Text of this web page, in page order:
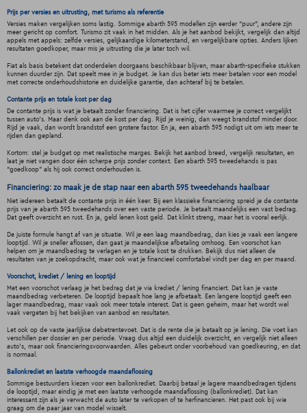
Prijs per versies en uitrusting, met turismo als referentie
Versies maken vergelijken soms lastig. Sommige abarth 595 modellen zijn eerder “puur”, andere zijn
meer gericht op comfort. Turismo zit vaak in het midden. Als je het aanbod bekijkt, vergelijk dan altijd
appels met appels: zelfde versies, gelijkaardige kilometerstand, en vergelijkbare opties. Anders lijken
resultaten goedkoper, maar mis je uitrusting die je later toch wil.
Fiat als basis betekent dat onderdelen doorgaans beschikbaar blijven, maar abarth-specifieke stukken
kunnen duurder zijn. Dat speelt mee in je budget. Je kan dus beter iets meer betalen voor een model
met correcte onderhoudshistorie en duidelijke garantie, dan achteraf bij te betalen.
Contante prijs en totale kost per dag
De contante prijs is wat je betaalt zonder financiering. Dat is het cijfer waarmee je correct vergelijkt
tussen auto's. Maar denk ook aan de kost per dag. Rijd je weinig, dan weegt brandstof minder door.
Rijd je vaak, dan wordt brandstof een grotere factor. En ja, een abarth 595 nodigt uit om iets meer te
rijden dan gepland.
Kortom: stel je budget op met realistische marges. Bekijk het aanbod breed, vergelijk resultaten, en
laat je niet vangen door één scherpe prijs zonder context. Een abarth 595 tweedehands is pas
“goedkoop” als hij ook correct onderhouden is.
Financiering: zo maak je de stap naar een abarth 595 tweedehands haalbaar
Niet iedereen betaalt de contante prijs in één keer. Bij een klassieke financiering spreid je de contante
prijs van je abarth 595 tweedehands over een vaste periode. Je betaalt maandelijks een vast bedrag.
Dat geeft overzicht en rust. En ja, geld lenen kost geld. Dat klinkt streng, maar het is vooral eerlijk.
De juiste formule hangt af van je situatie. Wil je een laag maandbedrag, dan kies je vaak een langere
looptijd. Wil je sneller aflossen, dan gaat je maandelijkse afbetaling omhoog. Een voorschot kan
helpen om je maandbedrag te verlagen en je totale kost te drukken. Bekijk dus niet alleen de
resultaten van je zoekopdracht, maar ook wat je financieel comfortabel vindt per dag en per maand.
Voorschot, krediet / lening en looptijd
Met een voorschot verlaag je het bedrag dat je via krediet / lening financiert. Dat kan je vaste
maandbedrag verbeteren. De looptijd bepaalt hoe lang je afbetaalt. Een langere looptijd geeft een
lager maandbedrag, maar vaak ook meer totale interest. Dat is geen geheim, maar het wordt wel
vaak vergeten bij het bekijken van aanbod en resultaten.
Let ook op de vaste jaarlijkse debetrentevoet. Dat is de rente die je betaalt op je lening. Die voet kan
verschillen per dossier en per periode. Vraag dus altijd een duidelijk overzicht, en vergelijk niet alleen
auto's, maar ook financieringsvoorwaarden. Alles gebeurt onder voorbehoud van goedkeuring, en dat
is normaal.
Ballonkrediet en laatste verhoogde maandaflossing
Sommige bestuurders kiezen voor een ballonkrediet. Daarbij betaal je lagere maandbedragen tijdens
de looptijd, maar eindig je met een laatste verhoogde maandaflossing (ballonkrediet). Dat kan
interessant zijn als je verwacht de auto later te verkopen of te herfinancieren. Het past ook bij wie
graag om de paar jaar van model wisselt.